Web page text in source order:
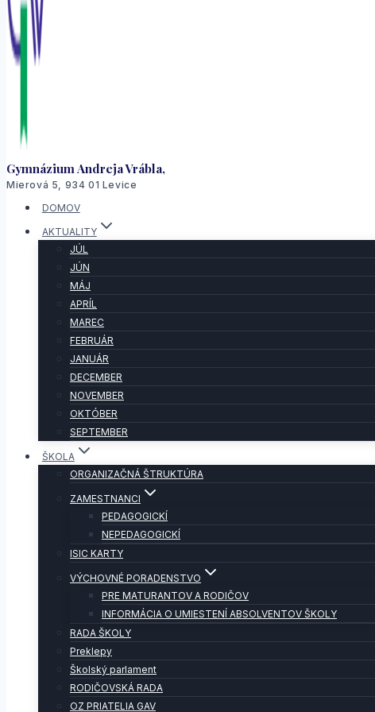
Gymnázium Andreja Vrábla,
Mierová 5, 934 01 Levice
DOMOV
AKTUALITY
JÚL
JÚN
MÁJ
APRÍL
MAREC
FEBRUÁR
JANUÁR
DECEMBER
NOVEMBER
OKTÓBER
SEPTEMBER
ŠKOLA
ORGANIZAČNÁ ŠTRUKTÚRA
ZAMESTNANCI
PEDAGOGICKÍ
NEPEDAGOGICKÍ
ISIC KARTY
VÝCHOVNÉ PORADENSTVO
PRE MATURANTOV A RODIČOV
INFORMÁCIA O UMIESTENÍ ABSOLVENTOV ŠKOLY
RADA ŠKOLY
Preklepy
Školský parlament
RODIČOVSKÁ RADA
OZ PRIATELIA GAV